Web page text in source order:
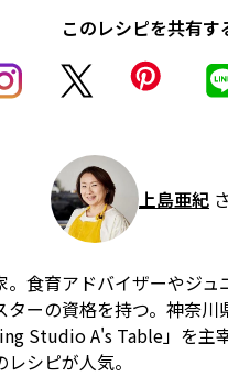
このレシピを共有す
上島亜紀
。食育アドバイザーやジュ
ターの資格を持つ。神奈川
Studio A's Table」を主
シピが人気。